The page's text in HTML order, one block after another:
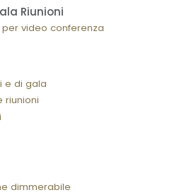
Riunioni
video conferenza
e di gala
riunioni
dimmerabile